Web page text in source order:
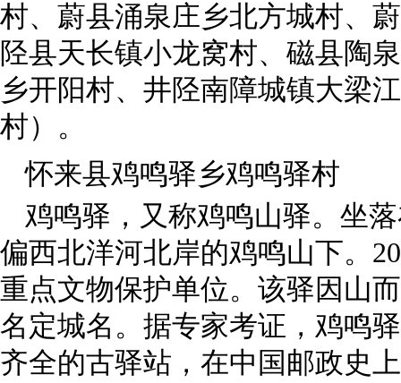
村、蔚县涌泉庄乡北方城村、
陉县天长镇小龙窝村、磁县陶
乡开阳村、井陉南障城镇大梁
村）。
怀来县鸡鸣驿乡鸡鸣驿村
鸡鸣驿，又称鸡鸣山驿。坐
偏西北洋河北岸的鸡鸣山下。
重点文物保护单位。该驿因山
名定城名。据专家考证，鸡鸣
齐全的古驿站，在中国邮政史